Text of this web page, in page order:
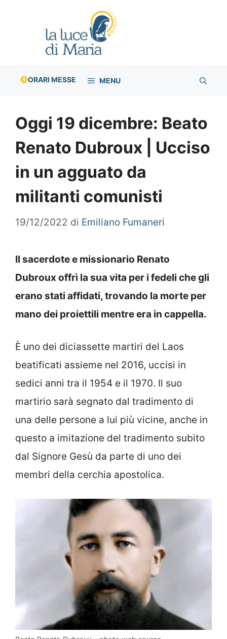
ORARI MESSE MENU
Oggi 19 dicembre: Beato
Renato Dubroux | Ucciso
in un agguato da
militanti comunisti
19/12/2022 di Emiliano Fumaneri
Il sacerdote e missionario Renato
Dubroux offrì la sua vita per i fedeli che gli
erano stati affidati, trovando la morte per
mano dei proiettili mentre era in cappella.
È uno dei diciassette martiri del Laos
beatificati assieme nel 2016, uccisi in
sedici anni tra il 1954 e il 1970. Il suo
martirio sarà segnato dal tradimento di
una delle persone a lui più vicine, anche in
questo a imitazione del tradimento subito
dal Signore Gesù da parte di uno dei
membri della cerchia apostolica.